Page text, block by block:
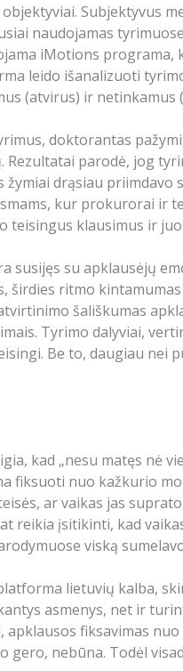
Subjektyvus
naudojamas
iMotions
leido išanalizuoti
(atvirus) ir netinkamus
doktorantas
parodė, jog
drąsiau
kur prokurorai
klausimus ir
susijęs su apklausėjų
ritmo
šališkumas
Tyrimo dalyviai,
Be to, daugiau
kad „nesu matęs nė
fiksuoti nuo kažkurio
ar vaikas jas
reikia įsitikinti, kad
viską
lietuvių kalba,
asmenys, net ir
fiksavimas
gero, nebūna. Todėl